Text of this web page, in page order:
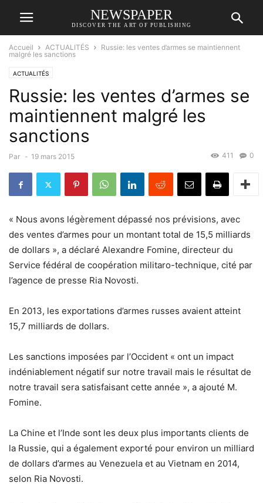
NEWSPAPER
DISCOVER THE ART OF PUBLISHING
Accueil ACTUALITÉS
Russie: les ventes d’armes se maintiennent
malgré les sanctions
ACTUALITÉS
Russie: les ventes d’armes se
maintiennent malgré les
sanctions
Par - 19 mars 2015 0
411
« Nous avons légèrement dépassé nos prévisions, avec
des ventes d’armes pour un montant total de 15,5 milliards
de dollars », a déclaré Alexandre Fomine, directeur du
Service fédéral de coopération militaro-technique, cité par
l’agence de presse Ria Novosti.
En 2013, les exportations d’armes russes avaient atteint
15,7 milliards de dollars.
Les sanctions imposées par l’Occident « ont un impact
indéniablement négatif sur notre travail mais le résultat de
notre travail sera satisfaisant cette année », a ajouté M.
Fomine.
La Chine et l’Inde sont les deux plus importants clients de
la Russie, qui a également exporté pour environ un milliard
de dollars d’armes au Venezuela et au Vietnam en 2014,
selon Ria Novosti.